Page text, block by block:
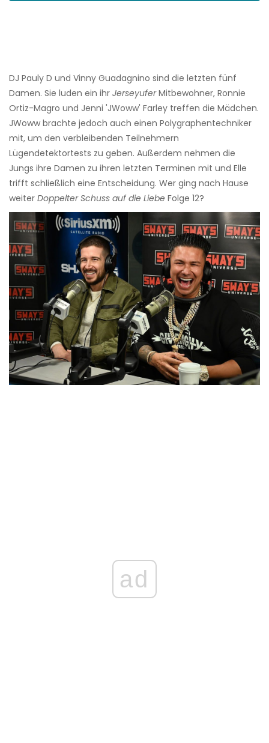
DJ Pauly D und Vinny Guadagnino sind die letzten fünf
Damen. Sie luden ein ihr JerseyuferMitbewohner, Ronnie
Ortiz-Magro und Jenni 'JWoww' Farley treffen die Mädchen.
JWoww brachte jedoch auch einen Polygraphentechniker
mit, um den verbleibenden Teilnehmern
Lügendetektortests zu geben. Außerdem nehmen die
Jungs ihre Damen zu ihren letzten Terminen mit und Elle
trifft schließlich eine Entscheidung. Wer ging nach Hause
weiter Doppelter Schuss auf die Liebe Folge 12?
ad